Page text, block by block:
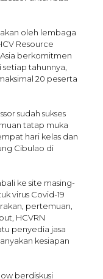
oleh lembaga
Resource
berkomitmen
tahunnya,
20 peserta
sudah sukses
tatap muka
hari kelas dan
Cibulao di
ke site masing-
virus Covid-19
pertemuan,
HCVRN
penyedia jasa
kesiapan
berdiskusi